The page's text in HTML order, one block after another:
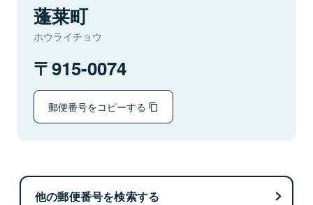
蓬莱町
ホウライチョウ
915-0074
郵便番号をコピーする
他の郵便番号を検索する